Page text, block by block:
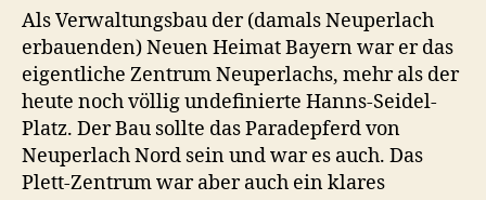
Als Verwaltungsbau der (damals Neuperlach
erbauenden) Neuen Heimat Bayern war er das
eigentliche Zentrum Neuperlachs, mehr als der
heute noch völlig undefinierte Hanns-Seidel-
Platz. Der Bau sollte das Paradepferd von
Neuperlach Nord sein und war es auch. Das
Plett-Zentrum war aber auch ein klares